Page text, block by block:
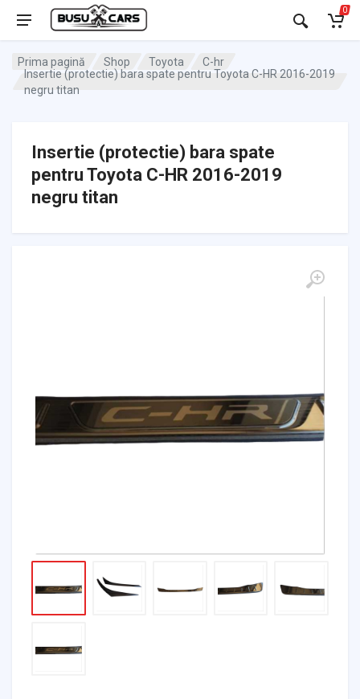
0
Prima pagină Shop Toyota
C-hr
Insertie (protectie) bara spate pentru Toyota C-HR 2016-2019
negru titan
Insertie (protectie) bara spate
pentru Toyota C-HR 2016-2019
negru titan